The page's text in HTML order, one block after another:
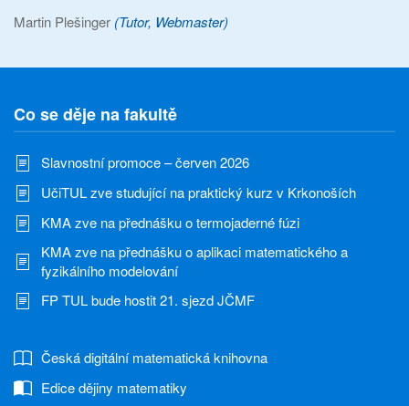
Martin Plešinger (Tutor, Webmaster)
Co se děje na fakultě
Slavnostní promoce – červen 2026
UčiTUL zve studující na praktický kurz v Krkonoších
KMA zve na přednášku o termojaderné fúzi
KMA zve na přednášku o aplikaci matematického a
fyzikálního modelování
FP TUL bude hostit 21. sjezd JČMF
Česká digitální matematická knihovna
Edice dějiny matematiky